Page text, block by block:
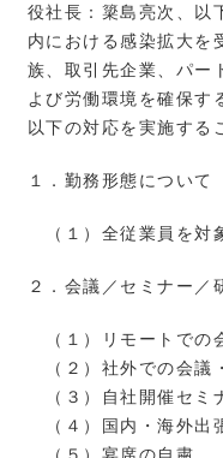
役社長：簗島亮次、以
内における感染拡大を
族、取引先企業、パー
よび労働環境を確保
以下の対応を実施する
１．勤務形態について
（１）全従業員を対
２．会議／セミナー／
（１）リモートでの
（２）社外での会議
（３）自社開催セミ
（４）国内・海外出
（５）宴席の自粛